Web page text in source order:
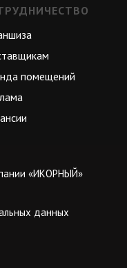
помещений
«ИКОРНЫЙ»
данных